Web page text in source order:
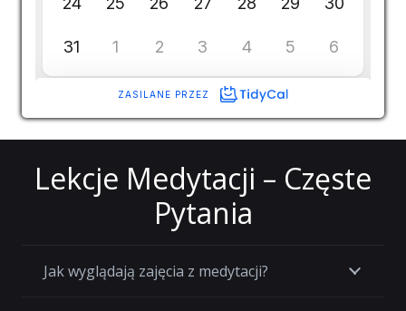
Lekcje Medytacji – Częste
Pytania
Jak wyglądają zajęcia z medytacji?